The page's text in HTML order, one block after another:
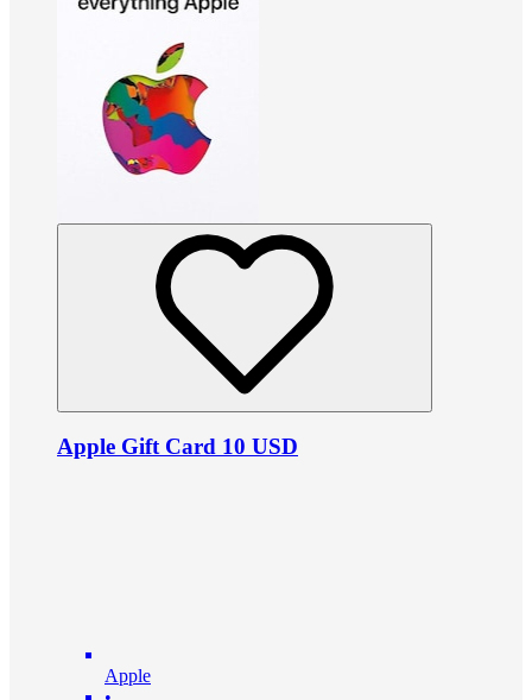
Apple Gift Card 10 USD
Apple